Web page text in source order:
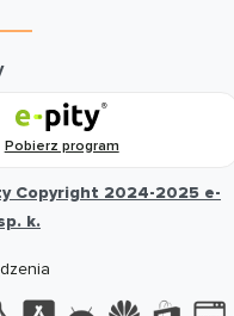
Pobierz program
Copyright 2024-2025 e-
k.